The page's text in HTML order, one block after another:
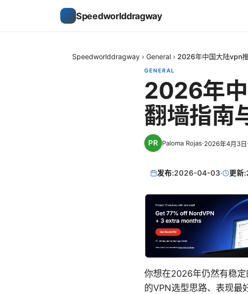
Speedworlddragway
Speedworlddragway › General › 2026年中国大陆vpn
GENERAL
2026年
翻墙指南
Paloma Rojas·2026年4月3日·
发布:2026-04-03· 更新:
你想在2026年仍然有稳
的VPN选型思路、表现最